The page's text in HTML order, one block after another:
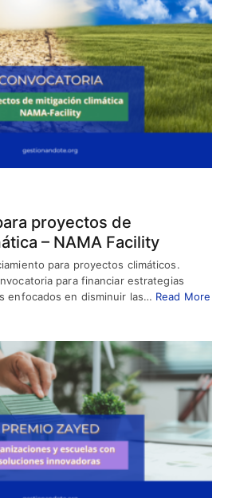
proyectos de
– NAMA Facility
para proyectos climáticos.
para financiar estrategias
enfocados en disminuir las… Read More